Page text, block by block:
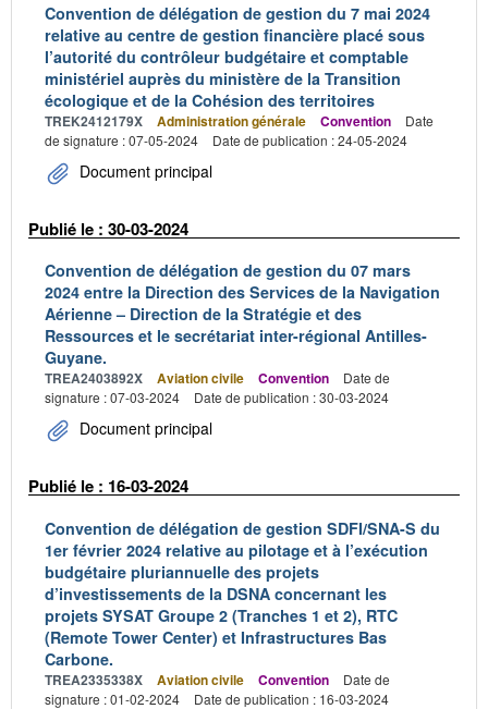
Convention de délégation de gestion du 7 mai 2024
relative au centre de gestion financière placé sous
l’autorité du contrôleur budgétaire et comptable
ministériel auprès du ministère de la Transition
écologique et de la Cohésion des territoires
TREK2412179X Administration générale Convention
Date
de signature : 07-05-2024
Date de publication : 24-05-2024
Document principal
Publié le : 30-03-2024
Convention de délégation de gestion du 07 mars
2024 entre la Direction des Services de la Navigation
Aérienne – Direction de la Stratégie et des
Ressources et le secrétariat inter-régional Antilles-
Guyane.
TREA2403892X Aviation civile Convention
Date de
signature : 07-03-2024
Date de publication : 30-03-2024
Document principal
Publié le : 16-03-2024
Convention de délégation de gestion SDFI/SNA-S du
1er février 2024 relative au pilotage et à l’exécution
budgétaire pluriannuelle des projets
d’investissements de la DSNA concernant les
projets SYSAT Groupe 2 (Tranches 1 et 2), RTC
(Remote Tower Center) et Infrastructures Bas
Carbone.
TREA2335338X Aviation civile Convention
Date de
signature : 01-02-2024
Date de publication : 16-03-2024